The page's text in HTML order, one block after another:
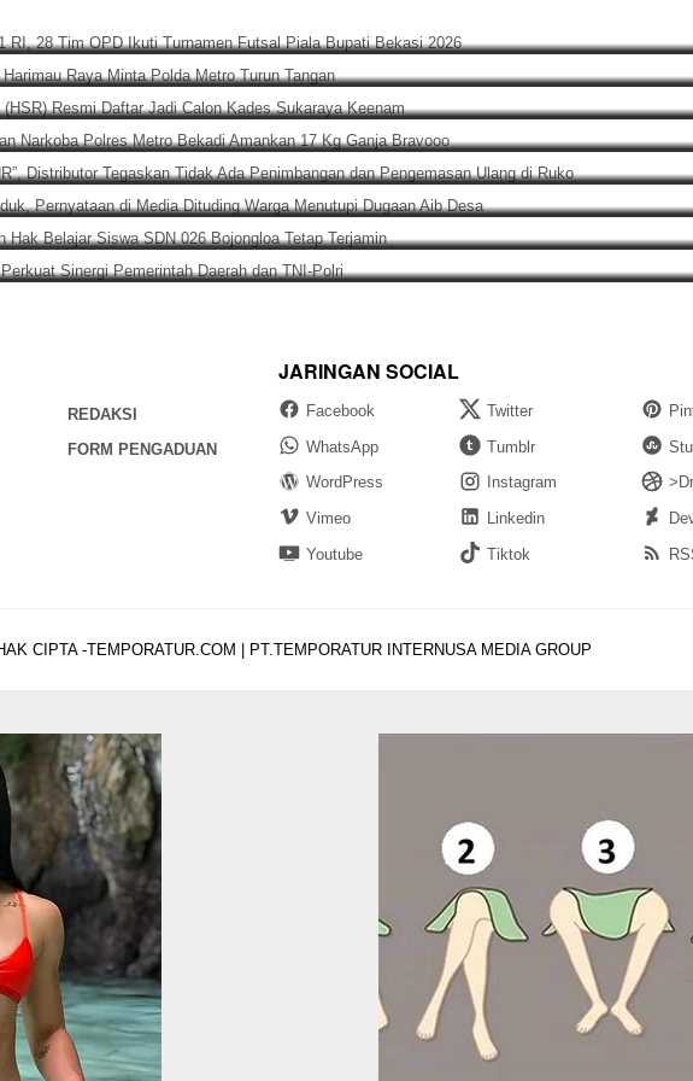
ke-81 RI, 28 Tim OPD Ikuti Turnamen Futsal Piala Bupati Bekasi 2026
LBH Harimau Raya Minta Polda Metro Turun Tangan
Rizal (HSR) Resmi Daftar Jadi Calon Kades Sukaraya Keenam
Satuan Narkoba Polres Metro Bekadi Amankan 17 Kg Ganja Bravooo
“NUR”, Distributor Tegaskan Tidak Ada Penimbangan dan Pengemasan
Tanduk, Pernyataan di Media Dituding Warga Menutupi Dugaan Aib Desa
Hak Belajar Siswa SDN 026 Bojongloa Tetap Terjamin
Perkuat Sinergi Pemerintah Daerah dan TNI-Polri
REDAKSI
FORM PENGADUAN
JARINGAN SOCIAL
Facebook Twitter
WhatsApp
Tumblr
WordPress
Instagram
Vimeo
Linkedin
Youtube
Tiktok
CIPTA -TEMPORATUR.COM | PT.TEMPORATUR INTERNUSA MEDIA GROUP